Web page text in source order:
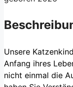
Unsere
Anfang ihres
nicht einmal die